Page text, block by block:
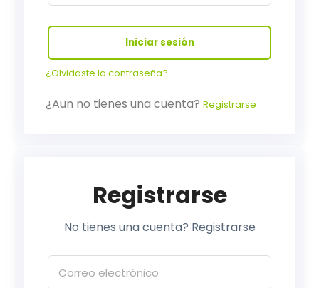
Iniciar sesión
¿Olvidaste la contraseña?
¿Aun no tienes una cuenta? Registrarse
Registrarse
No tienes una cuenta? Registrarse